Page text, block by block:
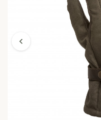
chevron_left